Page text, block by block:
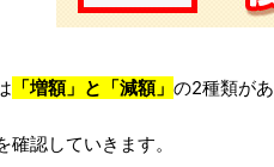
「増額」と「減額」 の2種類があ
認していきます。